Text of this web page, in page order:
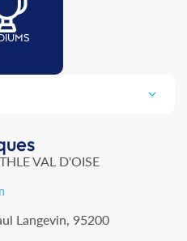
VAL D'OISE
Langevin, 95200